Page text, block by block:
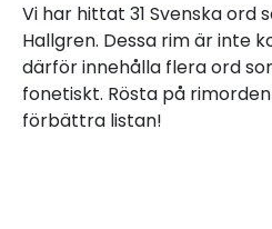
Vi har hittat 31 Svenska ord
Hallgren. Dessa rim är inte
därför innehålla flera ord
fonetiskt. Rösta på
förbättra listan!